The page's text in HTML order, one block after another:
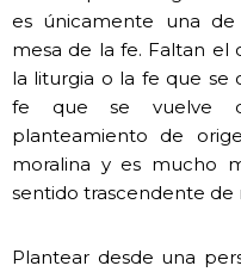
es únicamente una
mesa de la fe. Faltan el
la liturgia o la fe que se
fe que se vuelve
planteamiento de
moralina y es mucho
sentido trascendente de
Plantear desde una